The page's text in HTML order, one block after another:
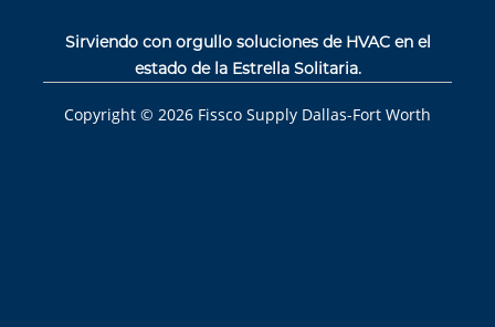
Sirviendo con orgullo soluciones de HVAC en el
estado de la Estrella Solitaria.
Copyright © 2026 Fissco Supply Dallas-Fort Worth